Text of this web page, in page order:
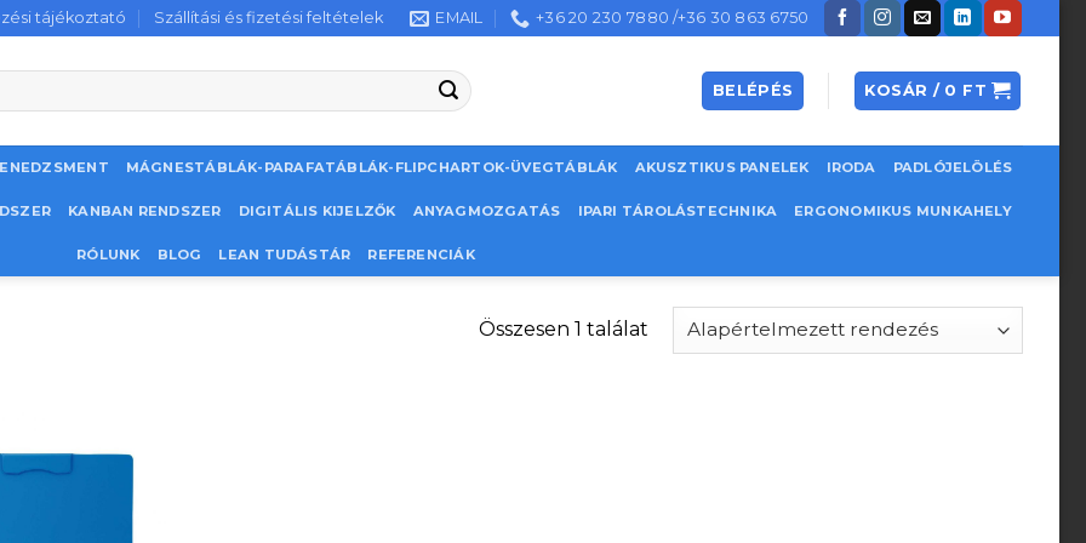
tájékoztató Szállítási és fizetési feltételek EMAIL +36 20 230 7880 /+36 30 863 6750
BELÉPÉS KOSÁR / 0 FT
MÁGNESTÁBLÁK-PARAFATÁBLÁK-FLIPCHARTOK-ÜVEGTÁBLÁK AKUSZTIKUS PANELEK IRODA PADLÓJELÖLÉS
KANBAN RENDSZER DIGITÁLIS KIJELZŐK ANYAGMOZGATÁS IPARI TÁROLÁSTECHNIKA ERGONOMIKUS MUNKAHELY
RÓLUNK BLOG LEAN TUDÁSTÁR REFERENCIÁK
Összesen 1 találat